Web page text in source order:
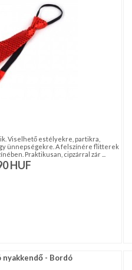
Viselhető estélyekre, partikra,
ünnepségekre. A felszínére flitterek
Praktikusan, cipzárral zár ...
HUF
- Bordó